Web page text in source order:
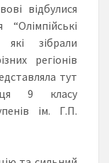
відбулися
“Олімпійські
зібрали
регіонів
тут
9 класу
ім. Г.П.